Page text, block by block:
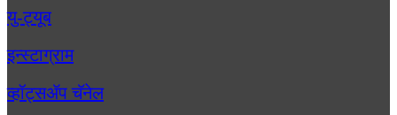
यु-ट्यूब
इन्स्टाग्राम
व्हॉट्सॲप चॅनेल